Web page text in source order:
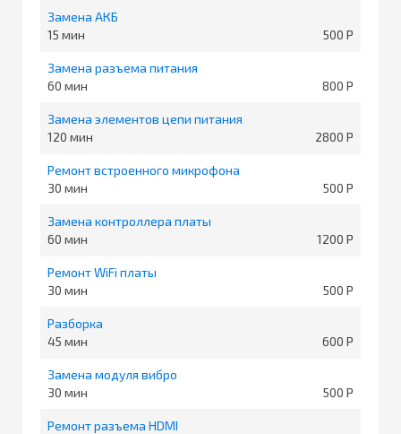
Замена АКБ
15
500
Замена разъема питания
60
800
Замена элементов цепи питания
120
2800
Ремонт встроенного микрофона
30
500
Замена контроллера платы
60
1200
Ремонт WiFi платы
30
500
Разборка
45
600
Замена модуля вибро
30
500
Ремонт разъема HDMI